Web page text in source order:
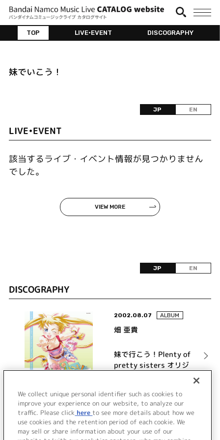
TOP LIVE•EVENT DISCOGRAPHY
妹でいこう！
JP EN
LIVE•EVENT
該当するライブ・イベント情報が見つかりません
でした。
VIEW MORE
JP EN
DISCOGRAPHY
2002.08.07 ALBUM
畑 亜貴
妹で行こう！Plenty of
pretty sisters オリジ
詳細を見る
VIEW MORE
We collect unique personal identifier such as cookies to
improve your experience on our website, to analyze our
traffic. Please click here to see more details about how we
use cookies and the retention period of each cookie. We
may sell or share information about your use of our